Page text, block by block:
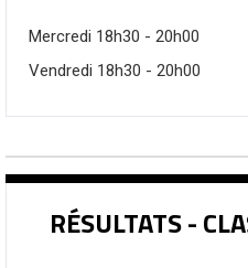
Mercredi 18h30 - 20h00
Vendredi 18h30 - 20h00
RÉSULTATS -